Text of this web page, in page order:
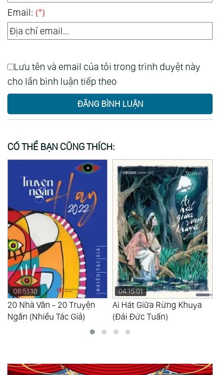
Email: (*)
Lưu tên và email của tôi trong trình duyệt này
cho lần bình luận tiếp theo
ĐĂNG BÌNH LUẬN
CÓ THỂ BẠN CŨNG THÍCH:
04:15:01
Ai Hát Giữa Rừng Khuya
(Đái Đức Tuấn)
07:12:09
Bãi Gió Cồn Trăng (Hồ
Trường An)